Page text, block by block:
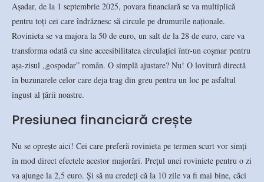
Așadar, de la 1 septembrie 2025, povara financiară se va multiplică
pentru toți cei care îndrăznesc să circule pe drumurile naționale.
Rovinieta se va majora la 50 de euro, un salt de la 28 de euro, care va
transforma odată cu sine accesibilitatea circulației într-un coșmar pentru
așa-zisul „gospodar” român. O simplă ajustare? Nu! O lovitură directă
în buzunarele celor care deja trag din greu pentru un loc pe asfaltul
îngust al țării noastre.
Presiunea financiară crește
Nu se oprește aici! Cei care preferă rovinieta pe termen scurt vor simți
în mod direct efectele acestor majorări. Prețul unei roviniete pentru o zi
va ajunge la 2,5 euro. Și să nu credeți că la 10 zile va fi mai bine, căci